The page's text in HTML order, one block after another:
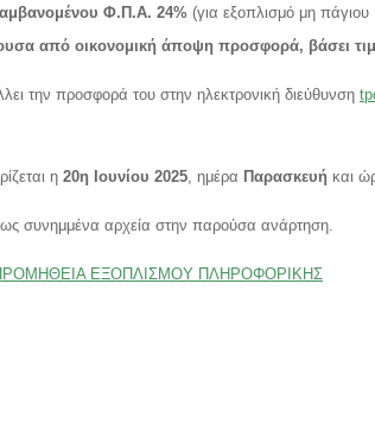
Φ.Π.Α. 24% (για εξοπλισμό μη πάγιου
από οικονομική άποψη προσφορά, βάσει
την προσφορά του στην ηλεκτρονική διεύθυνση
η 20η Ιουνίου 2025, ημέρα Παρασκευή και
συνημμένα αρχεία στην παρούσα ανάρτηση.
ΕΞΟΠΛΙΣΜΟΥ ΠΛΗΡΟΦΟΡΙΚΗΣ